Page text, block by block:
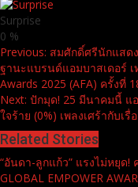
Surprise
0 %
Continue
Reading
Previous: สมศักดิ์ศรีนักแสด
ฐานะแบรนด์แอมบาสเดอร์
Awards 2025 (AFA) ครั้งที่
Next: ปักมุด! 25 มีนาคมนี้ แ
ใจร้าย (0%) เพลงเศร้ากับเรื่
Related Stories
“อันดา-ลูกแก้ว” แรงไม่หยุด!
GLOBAL EMPOWER